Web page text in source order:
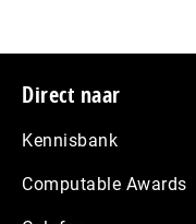
Footer
Direct naar
Kennisbank
Computable Awards